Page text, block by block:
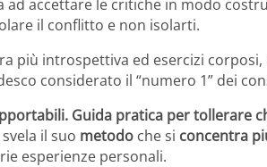
ad accettare le critiche in modo
il conflitto e non isolarti.
più introspettiva ed esercizi corposi,
considerato il “numero 1” dei
Guida pratica per tollerare
il suo metodo che si concentra
esperienze personali.